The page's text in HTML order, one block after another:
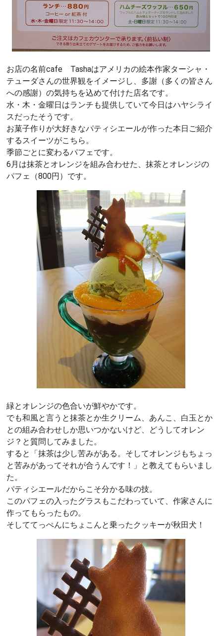
お店の名前cafe Tashaはアメリカの絵本作家ターシャ・
テューダさんの世界観をイメージし、多謝（多くの皆さん
への感謝）の気持ちを込めて付けた店名です。
水・木・金曜日はランチも提供していて今日はハヤシライ
スだったそうです。
お菓子作りが大好きなパティシエールが作った本日ご紹介
するスイーツがこちら。
季節ごとに変わるパフェです。
6月は抹茶とオレンジを組み合わせた、抹茶とオレンジの
パフェ（800円）です。
緑とオレンジの色合いが鮮やかです。
でも和風と言うと抹茶とか生クリーム、あんこ、白玉とか
との組み合わせしか思いつかないけど、どうしてオレン
ジ？と質問してみました。
すると「抹茶は少し苦みがある。そしてオレンジもちょっ
と苦みがあってそれが合うんです！」と教えてもらいまし
た。
パティシエールだからこそ分かる味の技。
このパフェの入ったグラスもこだわっていて、作家さんに
作ってもらったもの。
そしててっぺんにちょこんと乗ったクッキーが秋田犬！